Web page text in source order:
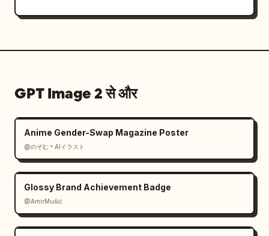
GPT Image 2 से और
Anime Gender-Swap Magazine Poster
@のぞむ＊AIイラスト
Glossy Brand Achievement Badge
@AmirMušić